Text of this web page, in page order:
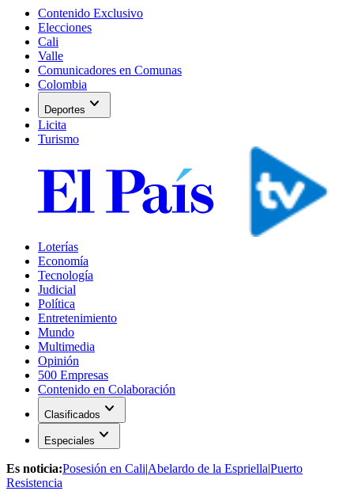
Contenido Exclusivo
Elecciones
Cali
Valle
Comunicadores en Comunas
Colombia
Deportes expand_more
Licita
Turismo
Loterías
Economía
Tecnología
Judicial
Política
Entretenimiento
Mundo
Multimedia
Opinión
500 Empresas
Contenido en Colaboración
Clasificados expand_more
Especiales expand_more
Es noticia:Posesión en Cali|Abelardo de la Espriella|Puerto
Resistencia